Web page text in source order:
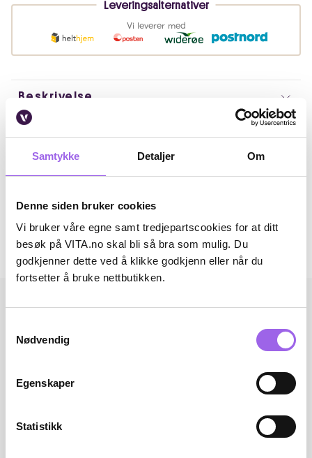
Samtykke Detaljer Om
Denne siden bruker cookies
Vi bruker våre egne samt tredjepartscookies for at ditt
besøk på VITA.no skal bli så bra som mulig. Du
godkjenner dette ved å klikke godkjenn eller når du
fortsetter å bruke nettbutikken.
Nødvendig
Egenskaper
Statistikk
Leveringsalternativer
Vi leverer med
Beskrivelse
Ingredienser
Omtaler
Andre har også kjøpt..